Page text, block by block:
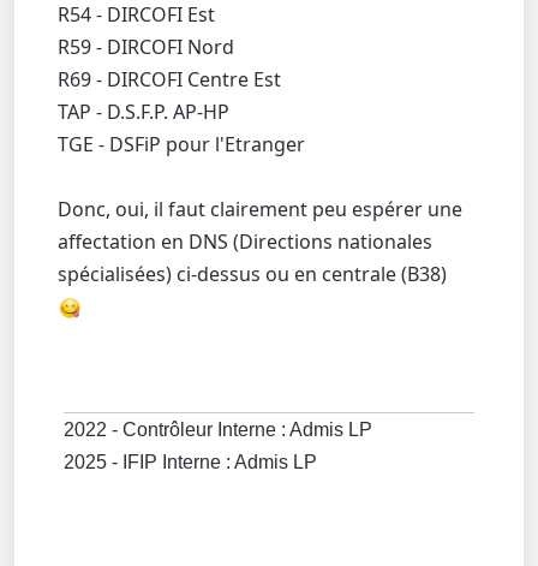
R54 - DIRCOFI Est
R59 - DIRCOFI Nord
R69 - DIRCOFI Centre Est
TAP - D.S.F.P. AP-HP
TGE - DSFiP pour l'Etranger
Donc, oui, il faut clairement peu espérer une
affectation en DNS (Directions nationales
spécialisées) ci-dessus ou en centrale (B38)
2022 - Contrôleur Interne : Admis LP
2025 - IFIP Interne : Admis LP